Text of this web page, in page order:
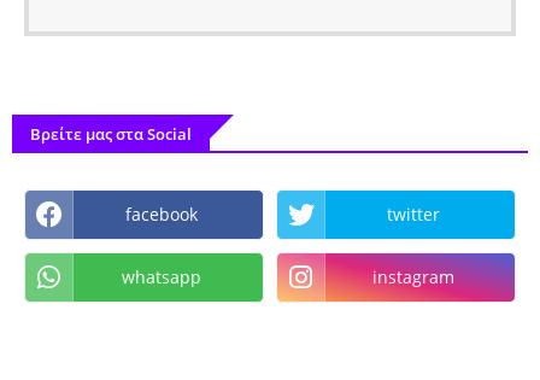
Βρείτε μας στα Social
facebook twitter
whatsapp instagram